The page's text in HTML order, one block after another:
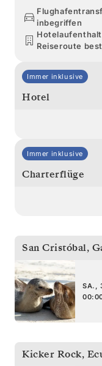
inbegriffen
Reiseroute
Immer inklusive
Hotel
Immer inklusive
Charterflüge
San Cristóbal,
SA.,
Kicker Rock,